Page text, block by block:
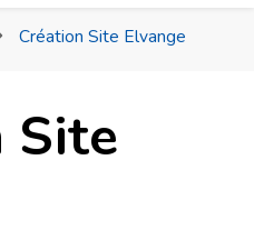
–
Virton
Création Site Elvange
Site